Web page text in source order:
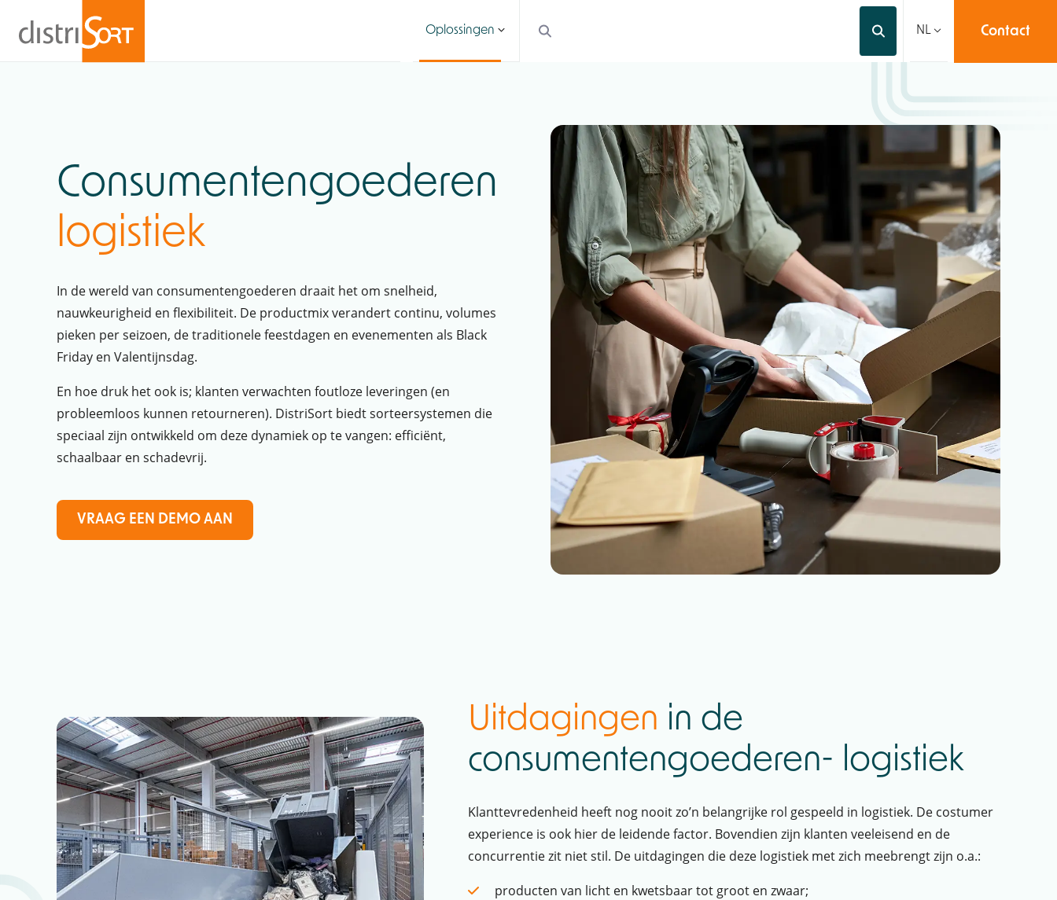
Oplossingen Diensten NL Contact
Consumentengoederen
logistiek
In de wereld van consumentengoederen draait het om snelheid,
nauwkeurigheid en flexibiliteit. De productmix verandert continu, volumes
pieken per seizoen, de traditionele feestdagen en evenementen als Black
Friday en Valentijnsdag.
En hoe druk het ook is; klanten verwachten foutloze leveringen (en
probleemloos kunnen retourneren). DistriSort biedt sorteersystemen die
speciaal zijn ontwikkeld om deze dynamiek op te vangen: efficiënt,
schaalbaar en schadevrij.
VRAAG EEN DEMO AAN
Uitdagingen in de
consumentengoederen- logistiek
Klanttevredenheid heeft nog nooit zo’n belangrijke rol gespeeld in logistiek. De costumer
experience is ook hier de leidende factor. Bovendien zijn klanten veeleisend en de
concurrentie zit niet stil. De uitdagingen die deze logistiek met zich meebrengt zijn o.a.:
producten van licht en kwetsbaar tot groot en zwaar;